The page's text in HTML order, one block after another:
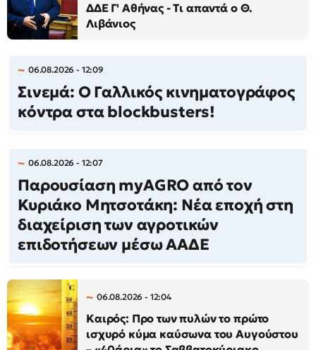
ΔΔΕ Γ' Αθήνας - Τι απαντά ο Θ.
Λιβάνιος
06.08.2026 - 12:09
Σινεμά: Ο Γαλλικός κινηματογράφος
κόντρα στα blockbusters!
06.08.2026 - 12:07
Παρουσίαση myAGRO από τον
Κυριάκο Μητσοτάκη: Νέα εποχή στη
διαχείριση των αγροτικών
επιδοτήσεων μέσω ΑΑΔΕ
06.08.2026 - 12:04
Καιρός: Προ των πυλών το πρώτο
ισχυρό κύμα καύσωνα του Αυγούστου